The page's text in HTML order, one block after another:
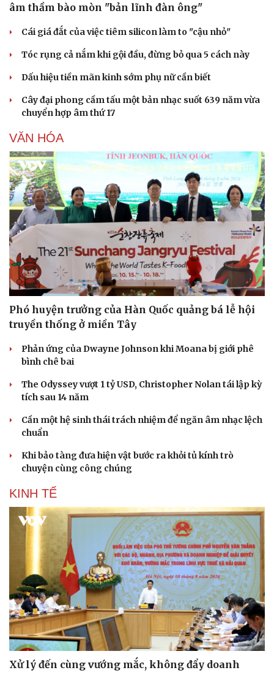
Văn hóa
Sân khấu - Điện ảnh
Văn học
Âm nhạc
Di sản
Giải trí
Sao Việt
âm thầm bào mòn "bản lĩnh đàn ông"
Cái giá đắt của việc tiêm silicon làm to "cậu nhỏ"
Tóc rụng cả nắm khi gội đầu, đừng bỏ qua 5 cách này
Dấu hiệu tiền mãn kinh sớm phụ nữ cần biết
Cây đại phong cầm tấu một bản nhạc suốt 639 năm vừa
chuyển hợp âm thứ 17
VĂN HÓA
Phó huyện trưởng của Hàn Quốc quảng bá lễ hội
truyền thống ở miền Tây
Phản ứng của Dwayne Johnson khi Moana bị giới phê
bình chê bai
The Odyssey vượt 1 tỷ USD, Christopher Nolan tái lập kỳ
tích sau 14 năm
Cần một hệ sinh thái trách nhiệm để ngăn âm nhạc lệch
chuẩn
Khi bảo tàng đưa hiện vật bước ra khỏi tủ kính trò
chuyện cùng công chúng
KINH TẾ
Xử lý đến cùng vướng mắc, không đẩy doanh